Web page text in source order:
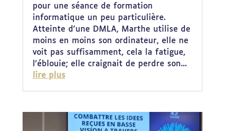
pour une séance de formation
informatique un peu particulière.
Atteinte d'une DMLA, Marthe utilise de
moins en moins son ordinateur, elle ne
voit pas suffisamment, cela la fatigue,
l'éblouie; elle craignait de perdre son...
lire plus